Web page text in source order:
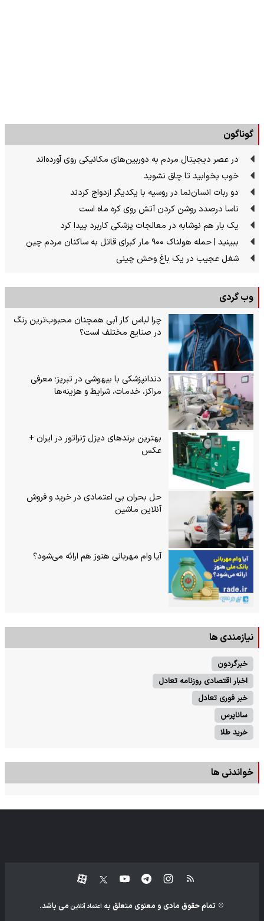
گوناگون
در عصر دیجیتال مردم به دوربین‌های مکانیکی روی آورده‌اند
خوب بخوابید تا چاق نشوید
دو ربات انسان‌نما در روسیه با یکدیگر ازدواج کردند
ناسا درصدد روشن کردن آتش روی کره ماه است
یک بار هم نوشابه در معالجات پزشکی کاربرد پیدا کرد
ببینید | حمله هولناک ۹۰۰ مار کبرای قاتل به ساکنان مردم چین
شغل عجیب در یک باغ وحش چینی
وب گردی
چرا لباس کار آبی همچنان محبوب‌ترین رنگ
در صنایع مختلف است؟
دندانپزشکی با بیهوشی در تبریز؛ معرفی
مراکز، خدمات، شرایط و هزینه‌ها
بهترین برندهای دیزل ژنراتور در ایران +
عکس
حل بحران بی‌ اعتمادی در خرید و فروش
آنلاین ماشین
آیا وام مهربانی هنوز هم ارائه می‌شود؟
نیازمندی ها
خبرگردون
اخبار اقتصادی روزنامه تعادل
خبر فوری تعادل
ساناپرس
خرید طلا
خواندنی ها
تمام حقوق مادی و معنوی متعلق به اعتماد آنلاین می باشد.